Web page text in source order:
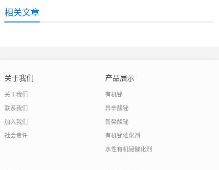
相关文章
关于我们
关于我们
联系我们
加入我们
社会责任
产品展示
有机铋
异辛酸铋
新癸酸铋
有机铋催化剂
水性有机铋催化剂